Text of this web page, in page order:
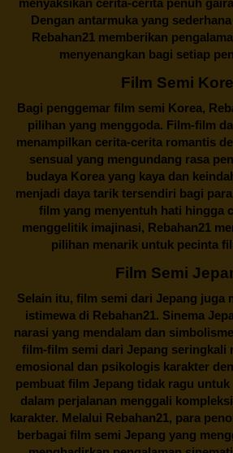
Dengan antarmuka yang
Rebahan21 memberikan
menyenangkan bagi setiap
Film Semi
Bagi penggemar film semi Korea,
pilihan yang menggoda. Film-film
menampilkan cerita-cerita romantis
sensual yang mengundang rasa
budaya Korea yang kaya dan
menjadi daya tarik tersendiri bagi
film yang menyentuh hati hingga
menggelitik imajinasi, Rebahan21
pilihan menarik untuk pecinta
Film Semi
Selain itu, film semi dari Jepang juga
istimewa di Rebahan21. Sinema
narasi yang mendalam dan
film-film semi dari Jepang seringkali
emosional dan psikologis karakter
pembuat film Jepang tidak ragu
dalam perjalanan menggali
karakter. Melalui Rebahan21, para
berbagai film semi Jepang yang